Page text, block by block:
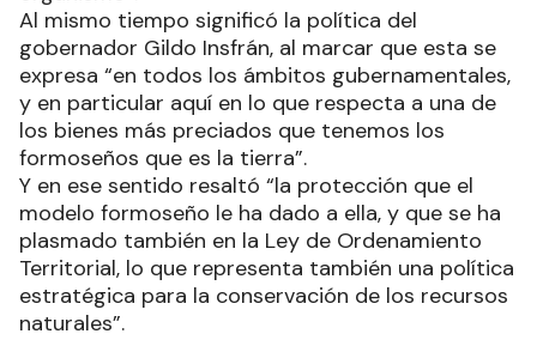
Al mismo tiempo significó la política del
gobernador Gildo Insfrán, al marcar que esta se
expresa “en todos los ámbitos gubernamentales,
y en particular aquí en lo que respecta a una de
los bienes más preciados que tenemos los
formoseños que es la tierra”.
Y en ese sentido resaltó “la protección que el
modelo formoseño le ha dado a ella, y que se ha
plasmado también en la Ley de Ordenamiento
Territorial, lo que representa también una política
estratégica para la conservación de los recursos
naturales”.